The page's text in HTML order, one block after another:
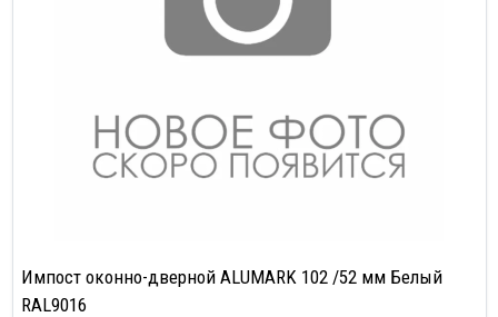
Импост оконно-дверной ALUMARK 102 /52 мм Белый
RAL9016